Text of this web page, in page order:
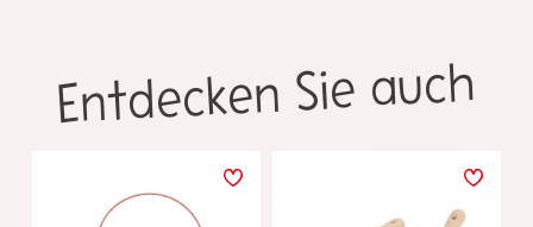
Entdecken Sie auch